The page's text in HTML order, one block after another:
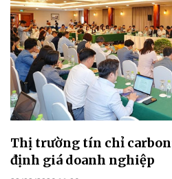
Thị trường tín chỉ
định giá doanh nghiệp